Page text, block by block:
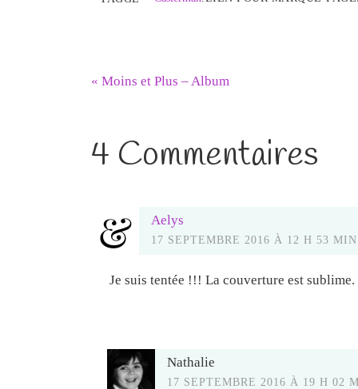
« Moins et Plus – Album
4 Commentaires
Aelys
17 SEPTEMBRE 2016 À 12 H 53 MIN
Je suis tentée !!! La couverture est sublime.
Nathalie
17 SEPTEMBRE 2016 À 19 H 02